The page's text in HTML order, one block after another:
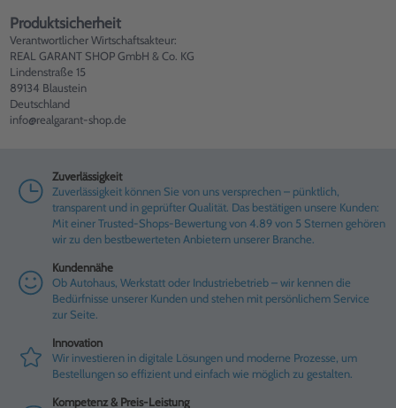
Produktsicherheit
Verantwortlicher Wirtschaftsakteur:
REAL GARANT SHOP GmbH & Co. KG
Lindenstraße 15
89134 Blaustein
Deutschland
info@realgarant-shop.de
Zuverlässigkeit
Zuverlässigkeit können Sie von uns versprechen – pünktlich,
transparent und in geprüfter Qualität. Das bestätigen unsere Kunden:
Mit einer Trusted-Shops-Bewertung von 4.89 von 5 Sternen gehören
wir zu den bestbewerteten Anbietern unserer Branche.
Kundennähe
Ob Autohaus, Werkstatt oder Industriebetrieb – wir kennen die
Bedürfnisse unserer Kunden und stehen mit persönlichem Service
zur Seite.
Innovation
Wir investieren in digitale Lösungen und moderne Prozesse, um
Bestellungen so effizient und einfach wie möglich zu gestalten.
Kompetenz & Preis-Leistung